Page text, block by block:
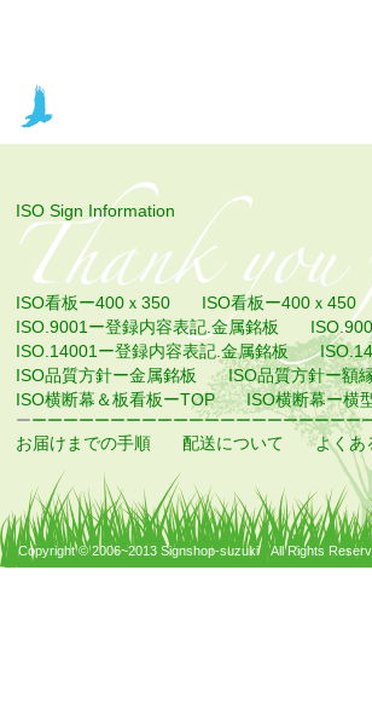
ISO Sign Information
Copyright © 2006~2013 Signshop-suzuki All Rights
ISO看板ー400ｘ350 ISO看板ー400ｘ450
ISO.9001ー登録内容表記.金属銘板
ISO.14001ー登録内容表記.金属銘板
ISO品質方針ー金属銘板
ISO品質方針ー額
ISO横断幕＆板看板ーTOP
ISO横断幕ー横
ーーーーーーーーーーーーーーーーーーーーー
お届けまでの手順 配送について よくあ